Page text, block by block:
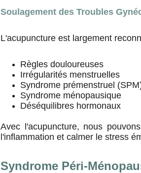
Soulagement des Troubles
L'acupuncture est largement
Règles douloureuses
Irrégularités menstruelles
Syndrome prémenstruel
Syndrome ménopausique
Déséquilibres hormonaux
Avec l'acupuncture, nous
l'inflammation et calmer le stress
Syndrome Péri-